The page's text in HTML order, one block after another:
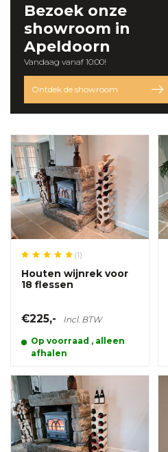
Bezoek onze
showroom in
Apeldoorn
Vandaag vanaf 10:00!
Ontdek de showroom
(1)
Houten wijnrek voor
18 flessen
€225,- Incl. BTW
Op voorraad , alleen
afhalen